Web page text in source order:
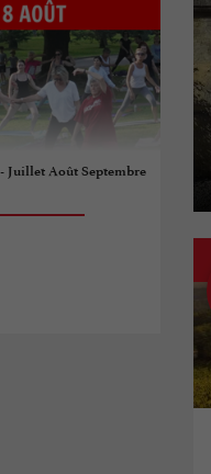
Juillet Août Septembre